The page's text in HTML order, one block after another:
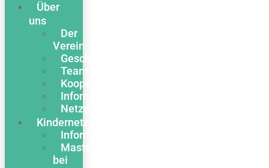
Über
uns
Der
Verein
Geschichte
Team
Kooperationen
Infomaterial
Netzwerk
Kindernetzwerk
Informationen
Mastozytose
bei